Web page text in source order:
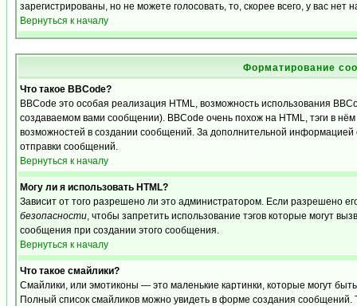
зарегистрированы, но не можете голосовать, то, скорее всего, у вас нет
Вернуться к началу
Форматирование
Что такое BBCode?
BBCode это особая реализация HTML, возможность использования
создаваемом вами сообщении). BBCode очень похож на HTML, тэги в
возможностей в создании сообщений. За дополнительной
отправки сообщений.
Вернуться к началу
Могу ли я использовать HTML?
Зависит от того разрешено ли это администратором. Если разрешено
безопасности, чтобы запретить использование тэгов которые могут
сообщения при создании этого сообщения.
Вернуться к началу
Что такое смайлики?
Смайлики, или эмотиконы — это маленькие картинки, которые могут
Полный список смайликов можно увидеть в форме создания сообщений.